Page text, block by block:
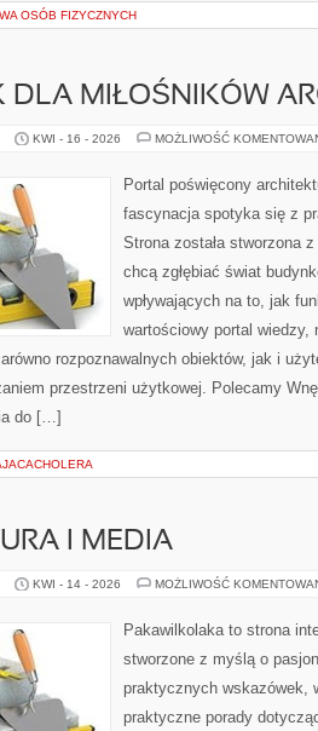
OSÓB FIZYCZNYCH
DLA MIŁOŚNIKÓW
KWI - 16 - 2026 MOŻLIWOŚĆ
Portal poświęcony
fascynacja spotyka się z
Strona została stworzona
chcą zgłębiać świat
wpływających na to, jak
wartościowy portal
rozpoznawalnych obiektów, jak i
przestrzeni użytkowej. Polecamy
do […]
I MEDIA
KWI - 14 - 2026 MOŻLIWOŚĆ
Pakawilkolaka to strona
stworzone z myślą o
praktycznych wskazówek,
praktyczne porady